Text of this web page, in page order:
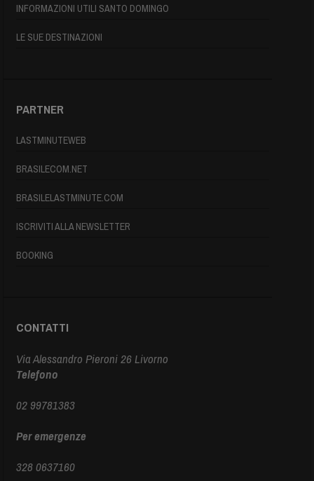
INFORMAZIONI UTILI SANTO DOMINGO
LE SUE DESTINAZIONI
PARTNER
LASTMINUTEWEB
BRASILECOM.NET
BRASILELASTMINUTE.COM
ISCRIVITI ALLA NEWSLETTER
BOOKING
CONTATTI
Via Alessandro Pieroni 26 Livorno
Telefono
02 99781383
Per emergenze
328 0637160